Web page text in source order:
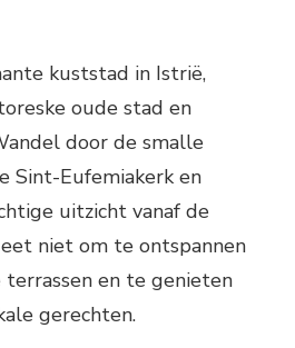
kuststad in Istrië,
oude stad en
door de smalle
Sint-Eufemiakerk en
uitzicht vanaf de
niet om te ontspannen
terrassen en te genieten
gerechten.